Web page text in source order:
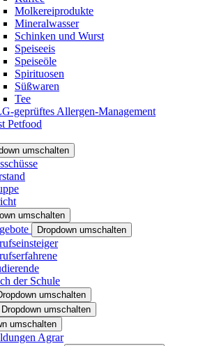
Molkereiprodukte
Mineralwasser
Schinken und Wurst
Speiseeis
Speiseöle
Spirituosen
Süßwaren
Tee
geprüftes Allergen-Management
Petfood
umschalten
umschalten
Dropdown umschalten
der Schule
umschalten
Dropdown umschalten
umschalten
Agrar